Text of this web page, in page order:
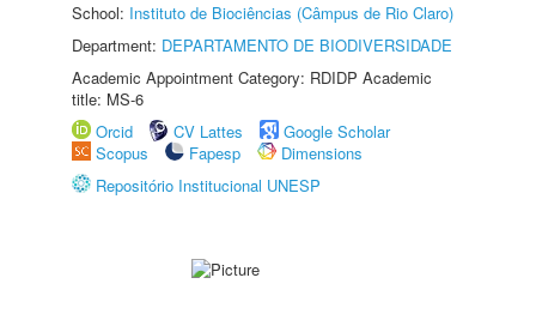
School: Instituto de Biociências (Câmpus de Rio Claro)
Department: DEPARTAMENTO DE BIODIVERSIDADE
Academic Appointment Category: RDIDP Academic
title: MS-6
Orcid
CV Lattes
Google Scholar
Scopus
Fapesp
Dimensions
Repositório Institucional UNESP